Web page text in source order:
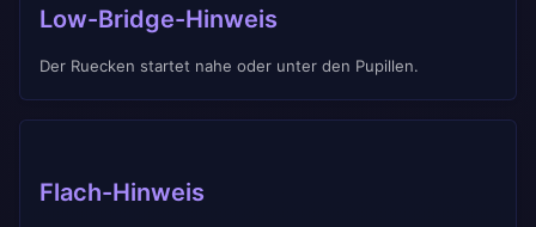
Low-Bridge-Hinweis
Der Ruecken startet nahe oder unter den Pupillen.
Flach-Hinweis